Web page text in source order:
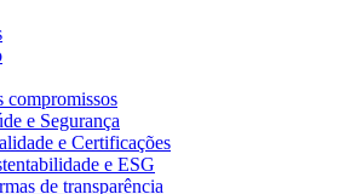
compromissos
e Segurança
e Certificações
e ESG
de transparência